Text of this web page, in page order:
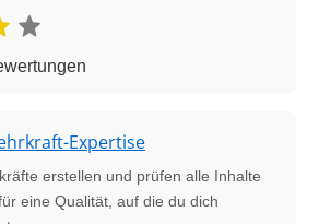
Expertise
erstellen und prüfen alle Inhalte
eine Qualität, auf die du dich